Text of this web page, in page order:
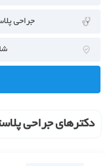
جراحی
دکترهای جراحی